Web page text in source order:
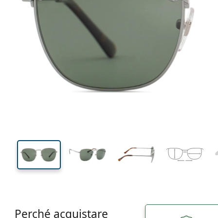
Larghezza montatura
48 mm
Altezza lente Diametro lente (Calibro)
Diametro
lente
Perché acquistare